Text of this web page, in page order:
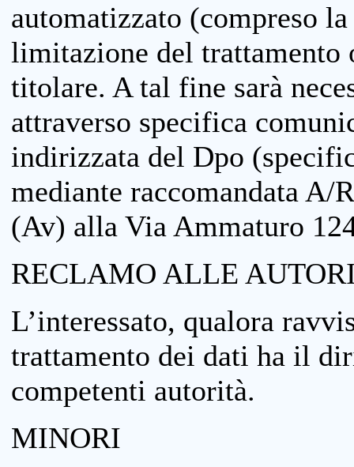
automatizzato (compreso
limitazione del trattamento
titolare. A tal fine sarà
attraverso specifica
indirizzata del Dpo
mediante raccomandata
(Av) alla Via Ammaturo
RECLAMO ALLE
L’interessato, qualora
trattamento dei dati ha il
competenti autorità.
MINORI